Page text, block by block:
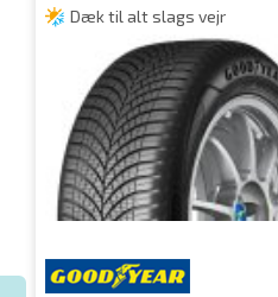
Dæk til alt slags vejr